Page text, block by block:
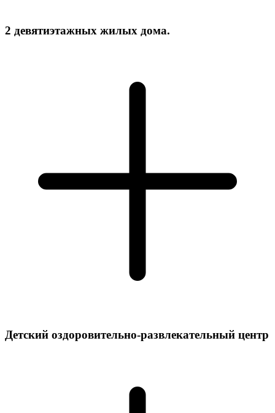
2 девятиэтажных жилых дома.
Детский оздоровительно-развлекательный центр